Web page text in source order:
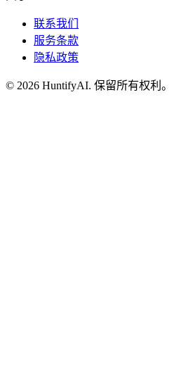
联系我们
服务条款
隐私政策
© 2026 HuntifyAI. 保留所有权利。